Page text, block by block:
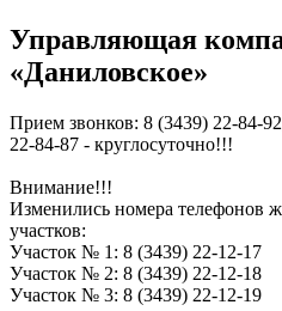
Управляющая
«Даниловское»
Прием звонков: 8 (3439) 22-84-
22-84-87 - круглосуточно!!!
Внимание!!!
Изменились номера телефонов
участков:
Участок № 1: 8 (3439) 22-12-17
Участок № 2: 8 (3439) 22-12-18
Участок № 3: 8 (3439) 22-12-19